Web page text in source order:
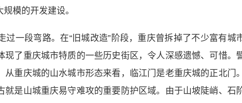
模的开发建设。
一段弯路。在“旧城改造”阶段，重庆曾拆掉了不少富有城
现了重庆城市特质的一些历史街区，令人深感遗憾、可惜。
重庆城的山水城市形态来看，临江门是老重庆城的正北门。
就是山城重庆易守难攻的重要防护区域。由于山坡陡峭、石